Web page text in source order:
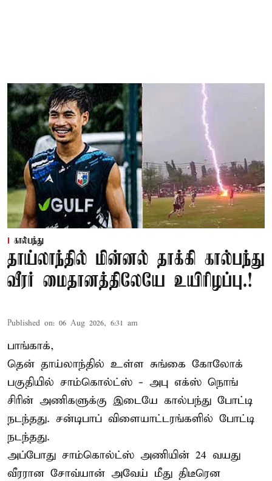
கால்பந்து
தாய்லாந்தில் மின்னல் தாக்கி கால்பந்து
வீரர் மைதானத்திலேயே உயிரிழப்பு.!
Published on: 06 Aug 2026, 6:31 am
பாங்காக்,
தென் தாய்லாந்தில் உள்ள சுங்கை கோலோக்
பகுதியில் சாம்கொல்ட்ஸ் - அபு எக்ஸ் நொங்
சிரின் அணிகளுக்கு இடையே கால்பந்து போட்டி
நடந்தது. சன்டிபாப் விளையாட்டரங்களில் போட்டி
நடந்தது.
அப்போது சாம்கொல்ட்ஸ் அணியின் 24 வயது
வீரரான சோவ்யான் அவேய் மீது திடீரென